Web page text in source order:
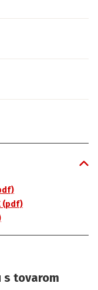
(pdf)
s tovarom